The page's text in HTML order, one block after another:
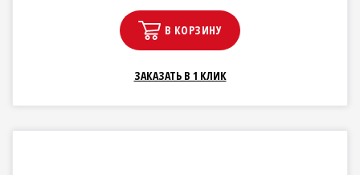
В КОРЗИНУ
ЗАКАЗАТЬ В 1 КЛИК